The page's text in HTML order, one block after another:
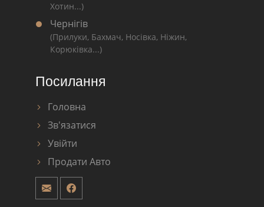
Хотин...)
Чернігів
(Прилуки, Бахмач, Носівка, Ніжин,
Корюківка...)
Посилання
Головна
Зв'язатися
Увійти
Продати Авто